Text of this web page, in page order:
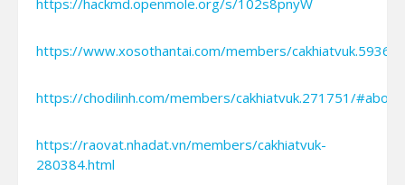
https://www.xosothantai.com/members/
https://chodilinh.com/members/cakhiatvuk.271751/#about
https://raovat.nhadat.vn/members/cakhiatvuk-
280384.html